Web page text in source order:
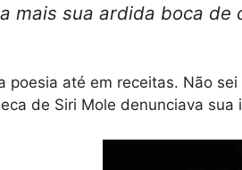
mais sua ardida boca de
poesia até em receitas. Não
de Siri Mole denunciava